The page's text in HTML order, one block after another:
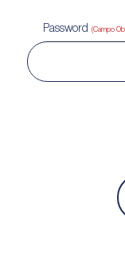
Password (Campo